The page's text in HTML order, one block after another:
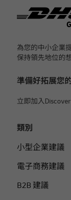
為您的中小企業
保持領先地位的
準備好拓展您
立即加入Discover
類別
小型企業建議
電子商務建議
B2B 建議